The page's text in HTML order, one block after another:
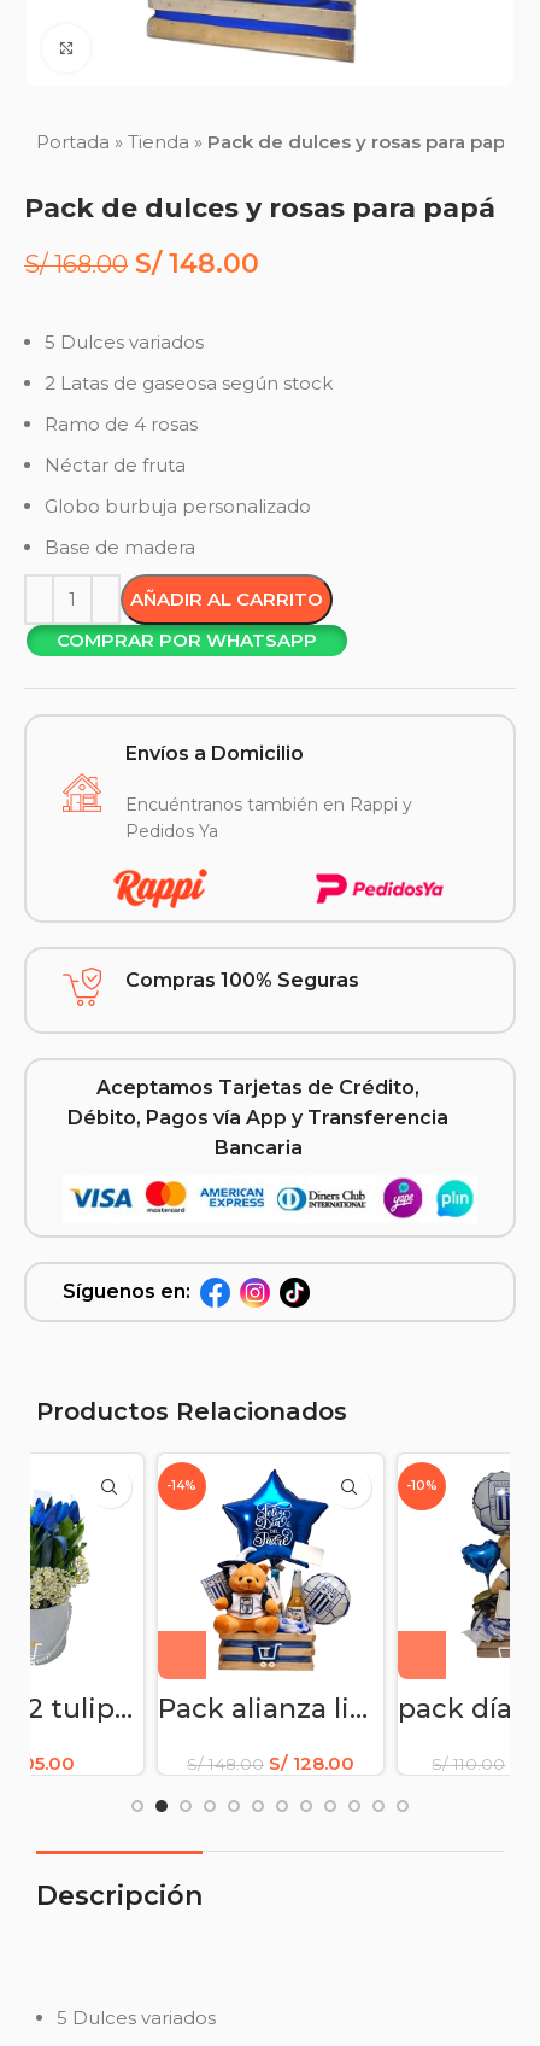
Click to enlarge
Portada »Tienda » Pack de dulces y rosas para papá
Pack de dulces y rosas para papá
S/168.00 S/148.00
5 Dulces variados
2 Latas de gaseosa según stock
Ramo de 4 rosas
Néctar de fruta
Globo burbuja personalizado
Base de madera
AÑADIR AL CARRITO
COMPRAR POR WHATSAPP
Envíos a Domicilio
Encuéntranos también en Rappi y
Pedidos Ya
Compras 100% Seguras
Aceptamos Tarjetas de Crédito,
Débito, Pagos vía App y Transferencia
Bancaria
Síguenos en:
Productos Relacionados
Pack alianza lima – Arreglo para papá
S/128.00
-10%
S/110.00 S/99.00
-14%
S/138.00
Descripción
5 Dulces variados